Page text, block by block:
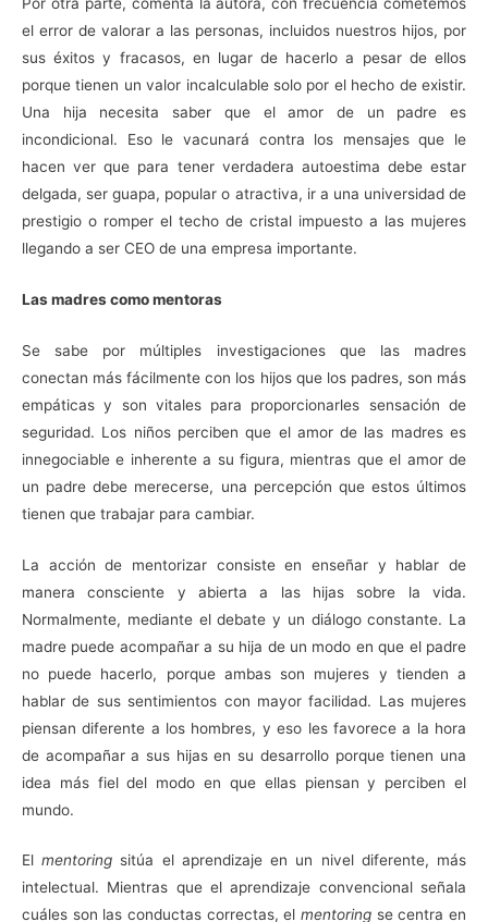
el error de valorar a las personas, incluidos nuestros hijos, por
sus éxitos y fracasos, en lugar de hacerlo a pesar de ellos
porque tienen un valor incalculable solo por el hecho de existir.
Una hija necesita saber que el amor de un padre es
incondicional. Eso le vacunará contra los mensajes que le
hacen ver que para tener verdadera autoestima debe estar
delgada, ser guapa, popular o atractiva, ir a una universidad de
prestigio o romper el techo de cristal impuesto a las mujeres
llegando a ser CEO de una empresa importante.
Las madres como mentoras
Se sabe por múltiples investigaciones que las madres
conectan más fácilmente con los hijos que los padres, son más
empáticas y son vitales para proporcionarles sensación de
seguridad. Los niños perciben que el amor de las madres es
innegociable e inherente a su figura, mientras que el amor de
un padre debe merecerse, una percepción que estos últimos
tienen que trabajar para cambiar.
La acción de mentorizar consiste en enseñar y hablar de
manera consciente y abierta a las hijas sobre la vida.
Normalmente, mediante el debate y un diálogo constante. La
madre puede acompañar a su hija de un modo en que el padre
no puede hacerlo, porque ambas son mujeres y tienden a
hablar de sus sentimientos con mayor facilidad. Las mujeres
piensan diferente a los hombres, y eso les favorece a la hora
de acompañar a sus hijas en su desarrollo porque tienen una
idea más fiel del modo en que ellas piensan y perciben el
mundo.
Elmentoring sitúa el aprendizaje en un nivel diferente, más
intelectual. Mientras que el aprendizaje convencional señala
cuáles son las conductas correctas, el mentoring se centra en